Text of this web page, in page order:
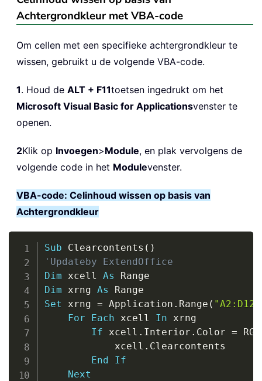
Achtergrondkleur met VBA-code
Om cellen met een specifieke achtergrondkleur te
wissen, gebruikt u de volgende VBA-code.
1. Houd de ALT + F11toetsen ingedrukt om het
Microsoft Visual Basic for Applicationsvenster te
openen.
2Klik op Invoegen>Module, en plak vervolgens de
volgende code in het Modulevenster.
VBA-code: Celinhoud wissen op basis van
Achtergrondkleur
Sub Clearcontents ( )
'Updateby ExtendOffice
Dim xcell As
Dim xrng As
Set xrng = Application . Range ( "A2:D12"
For
Each xcell In xrng
If xcell . Interior . Color = RGB
            xcell
. Clearcontents
End
If
Next